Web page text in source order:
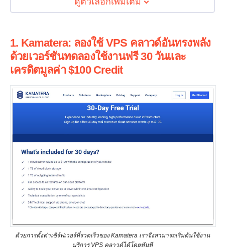
1. Kamatera: ลองใช้ VPS คลาวด์อันทรงพลัง
ด้วยเวอร์ชันทดลองใช้งานฟรี 30 วันและ
เครดิตมูลค่า $100 Credit
ด้วยการตั้งค่าเซิร์ฟเวอร์ที่รวดเร็วของ Kamatera เราจึงสามารถเริ่มต้นใช้งาน
บริการ VPS คลาวด์ได้โดยทันที